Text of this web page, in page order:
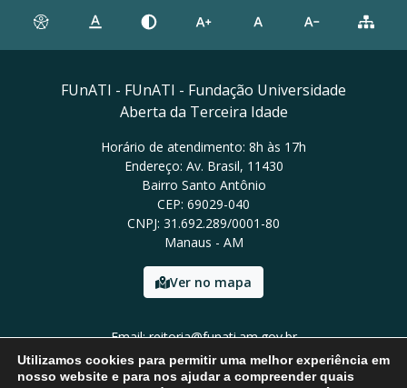
FUnATI - FUnATI - Fundação Universidade
Aberta da Terceira Idade
Horário de atendimento: 8h às 17h
Endereço: Av. Brasil, 11430
Bairro Santo Antônio
CEP: 69029-040
CNPJ: 31.692.289/0001-80
Manaus - AM
Ver no mapa
Email: reitoria@funati.am.gov.br
Tel: (92)98112-5295
Utilizamos cookies para permitir uma melhor experiência em
nosso website e para nos ajudar a compreender quais